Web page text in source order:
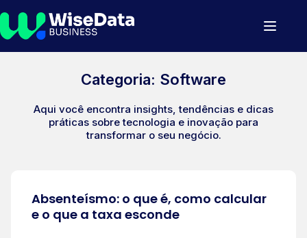
Categoria: Software
Aqui você encontra insights, tendências e dicas
práticas sobre tecnologia e inovação para
transformar o seu negócio.
Absenteísmo: o que é, como calcular
e o que a taxa esconde